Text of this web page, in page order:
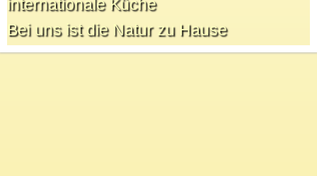
internationale Küche
Bei uns ist die Natur zu Hause